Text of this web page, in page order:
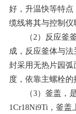
好，升温快等特
缆线将其与控制仪
（2）反应釜
成，反应釜体与
封采用无热片园
度，依靠主螺栓的
（3）釜盖，
1Cr18Ni9Ti ，釜